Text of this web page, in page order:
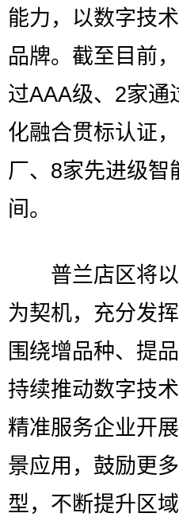
能力，以数字技
品牌。截至目前
过AAA级、2家通
化融合贯标认证
厂、8家先进级智
间。
普兰店区将以
为契机，充分发
围绕增品种、提
持续推动数字技
精准服务企业开
景应用，鼓励更
型，不断提升区